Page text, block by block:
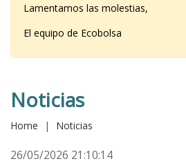
Lamentamos las molestias,
El equipo de Ecobolsa
Noticias
Home | Noticias
26/05/2026 21:10:14